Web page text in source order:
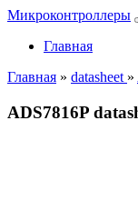
Микроконтроллеры
Главная
Главная » datasheet »
ADS7816P